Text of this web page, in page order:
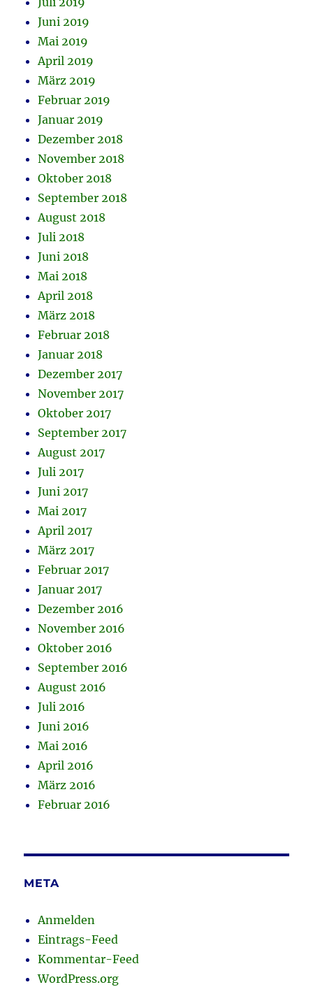
Juni 2019
Mai 2019
April 2019
März 2019
Februar 2019
Januar 2019
Dezember 2018
November 2018
Oktober 2018
September 2018
August 2018
Juli 2018
Juni 2018
Mai 2018
April 2018
März 2018
Februar 2018
Januar 2018
Dezember 2017
November 2017
Oktober 2017
September 2017
August 2017
Juli 2017
Juni 2017
Mai 2017
April 2017
März 2017
Februar 2017
Januar 2017
Dezember 2016
November 2016
Oktober 2016
September 2016
August 2016
Juli 2016
Juni 2016
Mai 2016
April 2016
März 2016
Februar 2016
META
Anmelden
Eintrags-Feed
Kommentar-Feed
WordPress.org